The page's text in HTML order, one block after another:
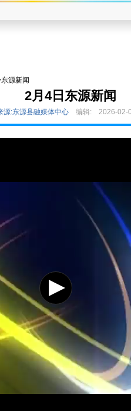
东源新闻
2月4日东源新闻
源:东源县融媒体中心 编辑: 2026-02-